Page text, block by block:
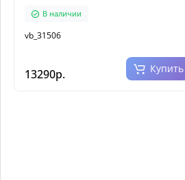
В наличии
vb_31506
13290р. Купить